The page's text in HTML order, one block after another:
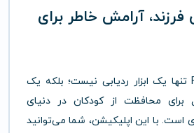
فرزند، آرامش خاطر برای
اپلیکیشن Findmykids تنها یک ابزار ردیابی نیست؛ بلکه یک
برای محافظت از کودکان در دنیای
است. با این اپلیکیشن، شما می‌توانید